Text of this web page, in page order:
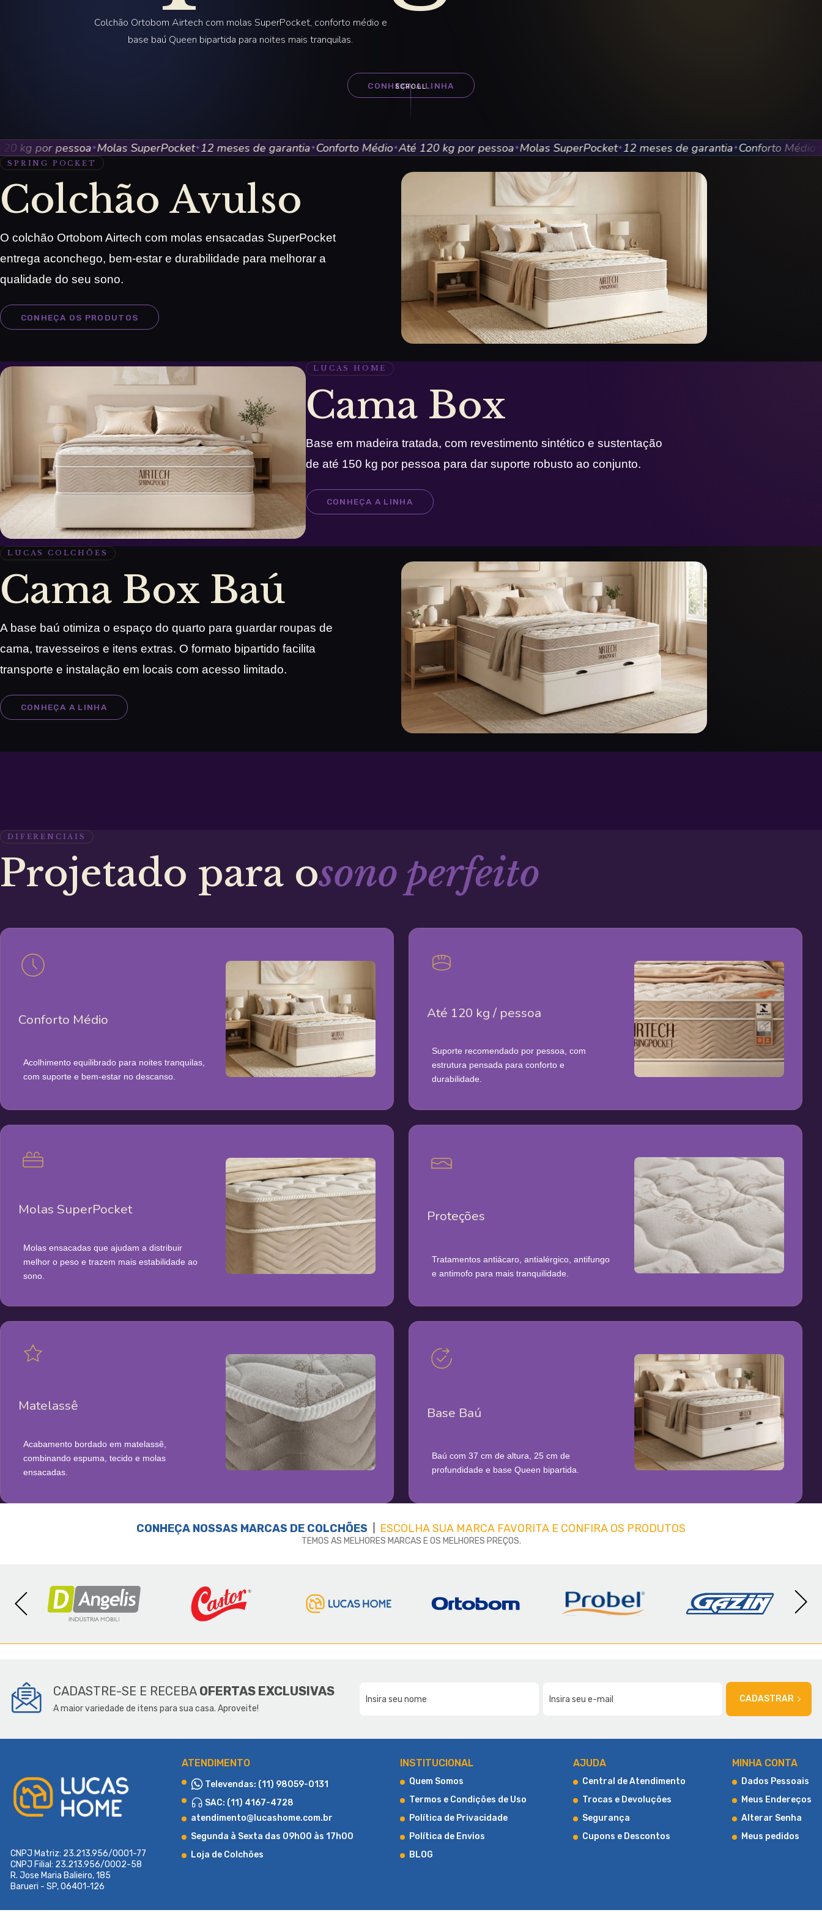
Colchão Ortobom Airtech com molas SuperPocket, conforto médio e
base baú Queen bipartida para noites mais tranquilas.
CONHEÇA A LINHA
SCROLL
por pessoa✦Molas SuperPocket✦12 meses de garantia✦Conforto Médio✦Até 120 kg por pessoa✦Molas SuperPocket✦12 meses de garantia✦Conforto Médio✦Até
SPRING POCKET
Colchão Avulso
O colchão Ortobom Airtech com molas ensacadas SuperPocket
entrega aconchego, bem-estar e durabilidade para melhorar a
qualidade do seu sono.
CONHEÇA OS PRODUTOS
LUCAS HOME
Cama Box
Base em madeira tratada, com revestimento sintético e sustentação
de até 150 kg por pessoa para dar suporte robusto ao conjunto.
CONHEÇA A LINHA
LUCAS COLCHÕES
Cama Box Baú
A base baú otimiza o espaço do quarto para guardar roupas de
cama, travesseiros e itens extras. O formato bipartido facilita
transporte e instalação em locais com acesso limitado.
CONHEÇA A LINHA
DIFERENCIAIS
Projetado para osono perfeito
Conforto Médio
Acolhimento equilibrado para noites tranquilas,
com suporte e bem-estar no descanso.
Até 120 kg / pessoa
Suporte recomendado por pessoa, com
estrutura pensada para conforto e
durabilidade.
Molas SuperPocket
Molas ensacadas que ajudam a distribuir
melhor o peso e trazem mais estabilidade ao
sono.
Proteções
Tratamentos antiácaro, antialérgico, antifungo
e antimofo para mais tranquilidade.
Matelassê
Acabamento bordado em matelassê,
combinando espuma, tecido e molas
ensacadas.
Base Baú
Baú com 37 cm de altura, 25 cm de
profundidade e base Queen bipartida.
CONHEÇA NOSSAS MARCAS DE COLCHÕES ESCOLHA SUA MARCA FAVORITA E CONFIRA OS PRODUTOS
TEMOS AS MELHORES MARCAS E OS MELHORES PREÇOS.
SOBRE A LUCAS HOME
CONHEÇA UM POUCO MAIS SOBRE A LUCAS HOME
CADASTRE-SE E RECEBA OFERTAS EXCLUSIVAS
A maior variedade de itens para sua casa. Aproveite!
CADASTRAR
CNPJ Matriz: 23.213.956/0001-77
CNPJ Filial: 23.213.956/0002-58
R. Jose Maria Balieiro, 185
Barueri - SP, 06401-126
ATENDIMENTO
Televendas: (11) 98059-0131
SAC: (11) 4167-4728
atendimento@lucashome.com.br
Segunda à Sexta das 09h00 às 17h00
Loja de Colchões
INSTITUCIONAL
Quem Somos
Termos e Condições de Uso
Política de Privacidade
Política de Envios
BLOG
AJUDA
Central de Atendimento
Trocas e Devoluções
Segurança
Cupons e Descontos
MINHA CONTA
Dados Pessoais
Meus Endereços
Alterar Senha
Meus pedidos